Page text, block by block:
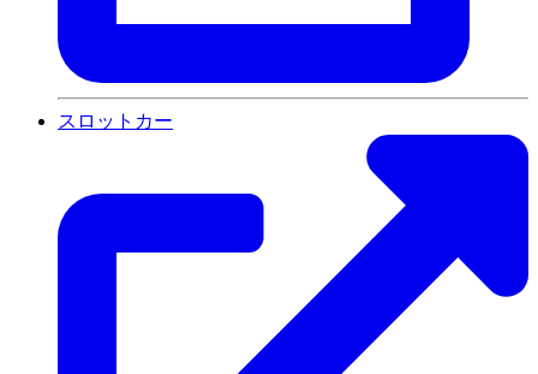
スロットカー